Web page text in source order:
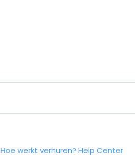
Hoe werkt verhuren? Help Center